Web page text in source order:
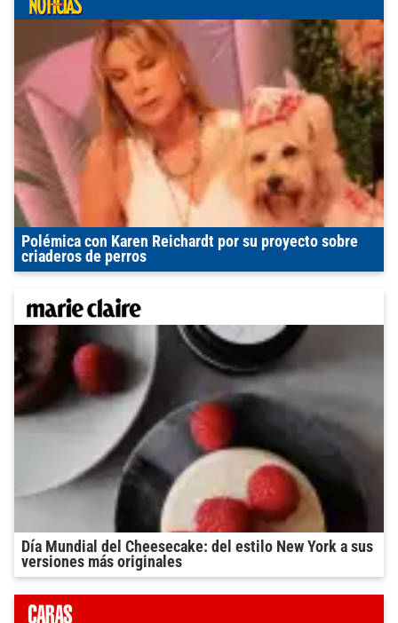
Polémica con Karen Reichardt por su proyecto sobre
criaderos de perros
Día Mundial del Cheesecake: del estilo New York a sus
versiones más originales